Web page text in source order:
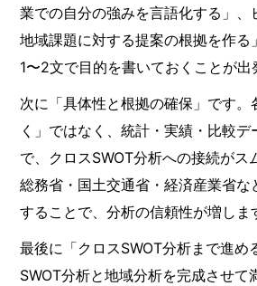
業での自分の強みを言語化する」、
地域課題に対する提案の根拠を作る
1〜2文で目的を書いておくことが出
次に「具体性と根拠の確保」です。
く」ではなく、統計・実績・比較デ
で、クロスSWOT分析への接続がス
総務省・国土交通省・経済産業省な
することで、分析の信頼性が増しま
最後に「クロスSWOT分析まで進め
SWOT分析と地域分析を完成させて